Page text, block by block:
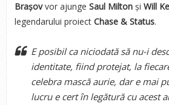
Brașovvor ajunge Saul Miltonși Will
legendarului proiect Chase & Status.
E posibil ca niciodată să nu-i
identitate, fiind protejat, la
celebra mască aurie, dar e mai
lucru e cert în legătură cu acest